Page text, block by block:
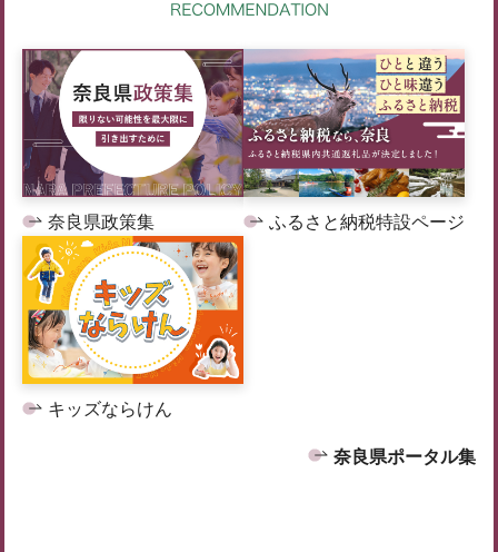
奈良県政策集 ふるさと納税特設ページ
キッズならけん
奈良県ポータル集